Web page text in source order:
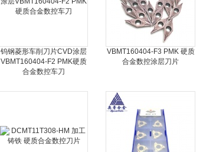
钨钢菱形车削刀片CVD涂层
VBMT160404-F2 PMK硬质
合金数控车刀
VBMT160404-F3 PMK 硬质
合金数控涂层刀片